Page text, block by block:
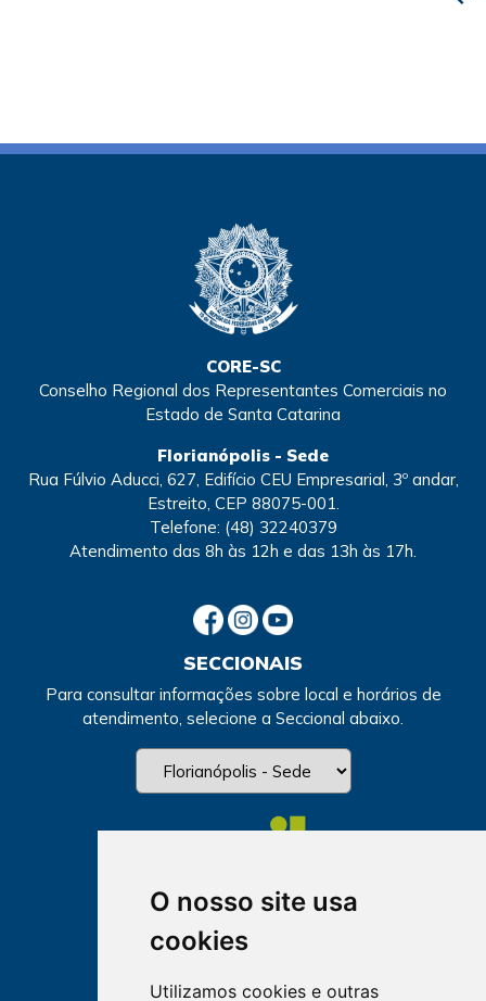
O nosso site usa
cookies
Utilizamos cookies e outras
CORE-SC
Conselho Regional dos Representantes Comerciais no
Estado de Santa Catarina
Florianópolis - Sede
Rua Fúlvio Aducci, 627, Edifício CEU Empresarial, 3º andar,
Estreito, CEP 88075-001.
Telefone: (48) 32240379
Atendimento das 8h às 12h e das 13h às 17h.
SECCIONAIS
Para consultar informações sobre local e horários de
atendimento, selecione a Seccional abaixo.